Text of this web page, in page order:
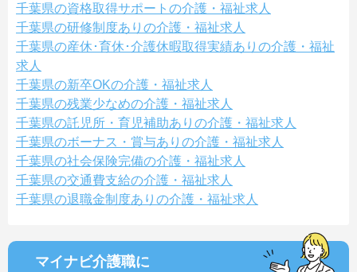
千葉県の資格取得サポートの介護・福祉求人
千葉県の研修制度ありの介護・福祉求人
千葉県の産休･育休･介護休暇取得実績ありの介護・福祉
求人
千葉県の新卒OKの介護・福祉求人
千葉県の残業少なめの介護・福祉求人
千葉県の託児所・育児補助ありの介護・福祉求人
千葉県のボーナス・賞与ありの介護・福祉求人
千葉県の社会保険完備の介護・福祉求人
千葉県の交通費支給の介護・福祉求人
千葉県の退職金制度ありの介護・福祉求人
マイナビ介護職に